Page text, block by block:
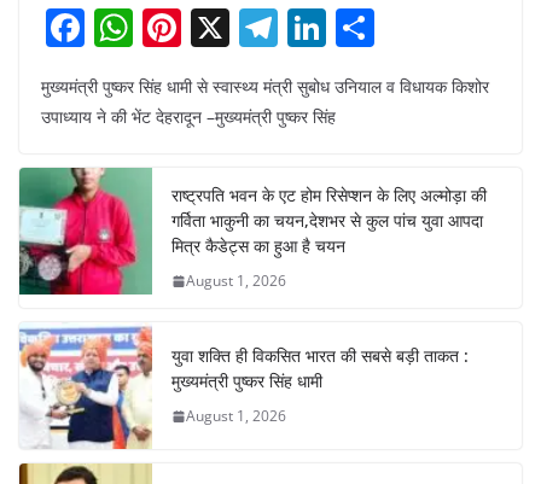
F
a
c
b
o
o
k
W
h
at
A
p
p
Pi
nt
er
e
st
X T
el
e
gr
a
m
Li
n
k
dI
n
ar
मुख्यमंत्री पुष्कर सिंह धामी से स्वास्थ्य मंत्री सुबोध उनियाल व विधायक किशोर
उपाध्याय ने की भेंट देहरादून –मुख्यमंत्री पुष्कर सिंह
राष्ट्रपति भवन के एट होम रिसेप्शन के लिए अल्मोड़ा की
गर्विता भाकुनी का चयन,देशभर से कुल पांच युवा आपदा
मित्र कैडेट्स का हुआ है चयन
August 1, 2026
युवा शक्ति ही विकसित भारत की सबसे बड़ी ताकत :
मुख्यमंत्री पुष्कर सिंह धामी
August 1, 2026